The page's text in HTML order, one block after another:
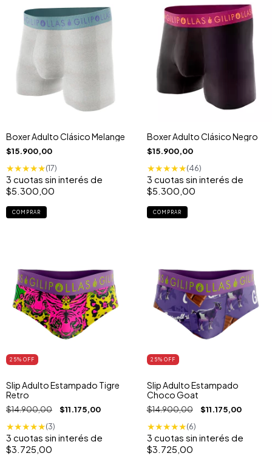
Boxer Adulto Clásico Melange
$15.900,00
★★★★★(17)
3 cuotas sin interés de
$5.300,00
COMPRAR
Boxer Adulto Clásico Negro
$15.900,00
★★★★★(46)
3 cuotas sin interés de
$5.300,00
COMPRAR
25% OFF
Slip Adulto Estampado Tigre
Retro
$14.900,00 $11.175,00
★★★★★(3)
3 cuotas sin interés de
$3.725,00
25% OFF
Slip Adulto Estampado
Choco Goat
$14.900,00 $11.175,00
★★★★★(6)
3 cuotas sin interés de
$3.725,00